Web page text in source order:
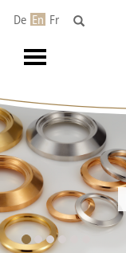
De En Fr
Toggle
navigation